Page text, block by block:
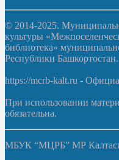
© 2014-2025.
культуры
библиотека»
Республики Башкортостан.
https://mcrb-kalt.ru -
При использовании
обязательна.
МБУК “МЦРБ” МР